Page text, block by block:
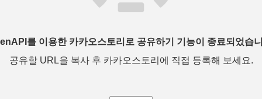
를 이용한 카카오스토리로 공유하기 기능이 종료되었습
공유할 URL을 복사 후 카카오스토리에 직접 등록해 보세요.